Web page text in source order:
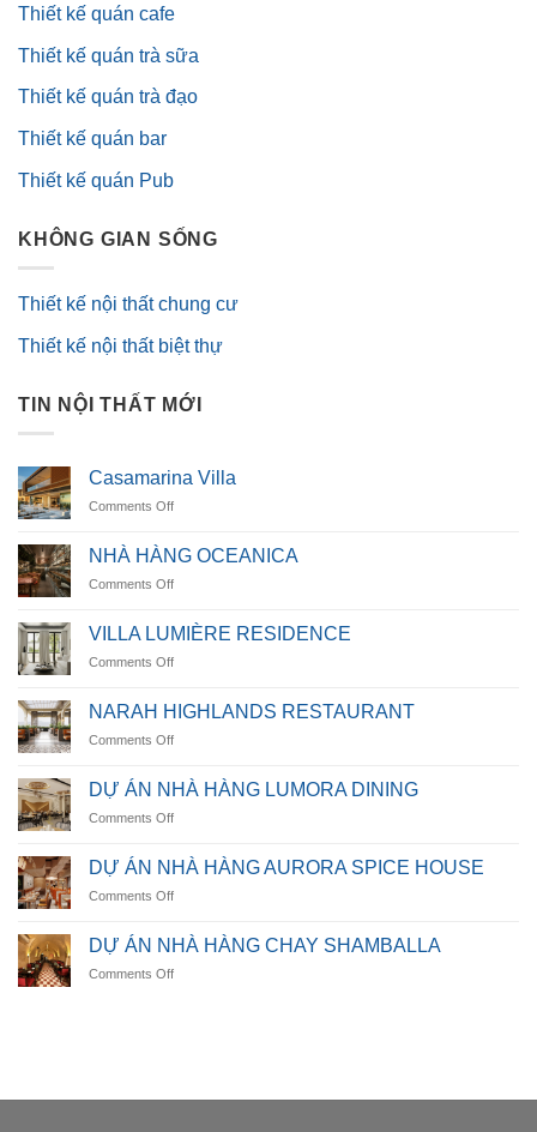
Thiết kế quán cafe
Thiết kế quán trà sữa
Thiết kế quán trà đạo
Thiết kế quán bar
Thiết kế quán Pub
KHÔNG GIAN SỐNG
Thiết kế nội thất chung cư
Thiết kế nội thất biệt thự
TIN NỘI THẤT MỚI
Casamarina Villa
Comments Offon
Villa
NHÀ HÀNG OCEANICA
Comments Offon
HÀNG
OCEANICA
VILLA LUMIÈRE RESIDENCE
Comments Offon
LUMIÈRE
RESIDENCE
NARAH HIGHLANDS RESTAURANT
Comments Offon
HIGHLANDS
RESTAURANT
DỰ ÁN NHÀ HÀNG LUMORA DINING
Comments Offon
ÁN
NHÀ
HÀNG
DINING
DỰ ÁN NHÀ HÀNG AURORA SPICE HOUSE
Comments Offon
ÁN
NHÀ
HÀNG
DỰ ÁN NHÀ HÀNG CHAY SHAMBALLA
Comments Offon